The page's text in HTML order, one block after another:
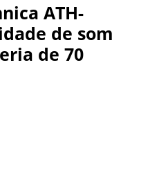
ATH-
de som
de 70